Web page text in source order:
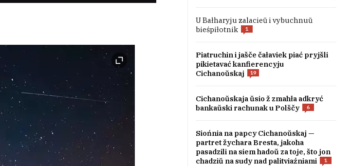
U Bałharyju zalacieŭ i vybuchnuŭ
bieśpiłotnik
1
Piatruchin i jašče čałaviek piać pryjšli
pikietavać kanfierencyju
Cichanoŭskaj
19
Cichanoŭskaja ŭsio ž zmahła adkryć
bankaŭski rachunak u Polščy
6
Siońnia na papcy Cichanoŭskaj —
partret žychara Bresta, jakoha
pasadzili na siem hadoŭ za toje, što jon
chadziŭ na sudy nad palitviaźniami
1